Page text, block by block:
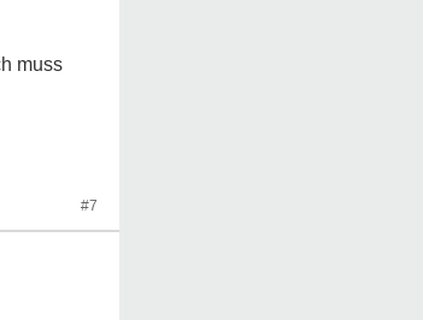
muss
#7